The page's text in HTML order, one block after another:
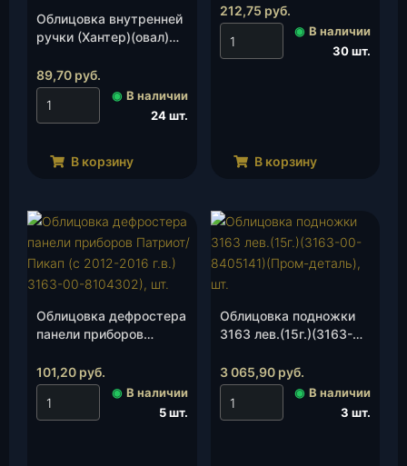
Облицовка внутренней
ручки (Хантер)(овал)
(НИКМА), шт.
89,70 руб.
◉ В наличии
24 шт.
В корзину
к-т.
212,75 руб.
◉ В наличии
30 шт.
В корзину
Облицовка дефростера
панели приборов
2016 г.в.) 3163-00-
8104302), шт.
101,20 руб.
◉ В наличии
5 шт.
Облицовка подножки
3163 лев.(15г.)(3163-
деталь), шт.
3 065,90 руб.
◉ В наличии
3 шт.